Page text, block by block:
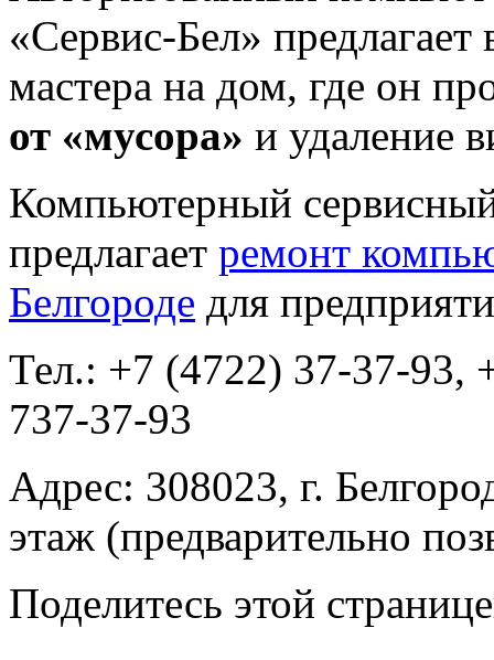
«Сервис-Бел»
мастера на дом, где он
от «мусора» и удаление
Компьютерный
предлагает ремонт
Белгороде для
Тел.: +7 (4722) 37-37-93,
737-37-93
Адрес: 308023, г.
этаж (предварительно
Поделитесь этой